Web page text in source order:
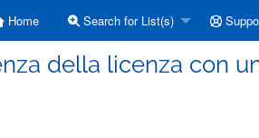
Home Search for List(s)
della licenza con